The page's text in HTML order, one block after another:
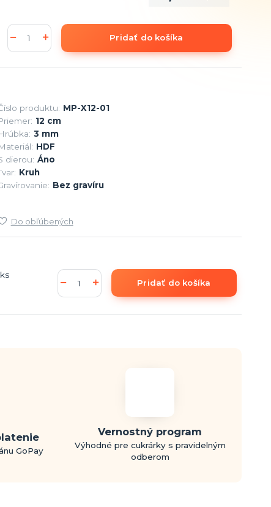
Pridať do košíka
produktu: MP-X12-01
12 cm
3 mm
HDF
dierou: Áno
Kruh
Bez gravíru
Do obľúbených
ks
Pridať do košíka
GoPay
Vernostný program
Výhodné pre cukrárky s pravidelným
odberom